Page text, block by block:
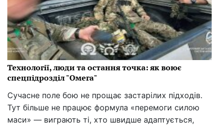
Технології, люди та остання точка: як воює
спецпідрозділ "Омега"
Сучасне поле бою не прощає застарілих підходів.
Тут більше не працює формула «перемоги силою
маси» — виграють ті, хто швидше адаптується,